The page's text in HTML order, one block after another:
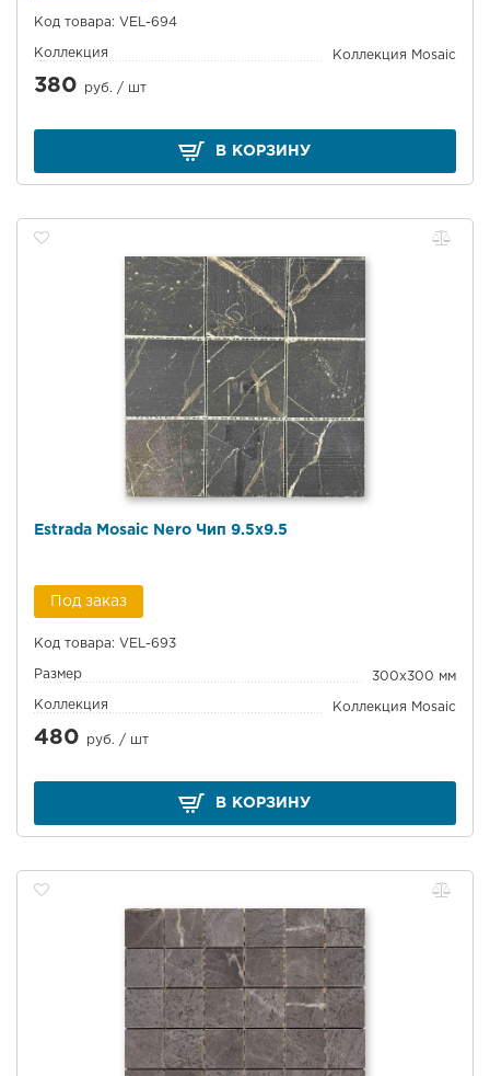
Код товара: VEL-694
Коллекция Коллекция Mosaic
380 руб. / шт
В КОРЗИНУ
Estrada Mosaic Nero Чип 9.5x9.5
Под заказ
Код товара: VEL-693
Размер 300x300 мм
Коллекция Коллекция Mosaic
480 руб. / шт
В КОРЗИНУ